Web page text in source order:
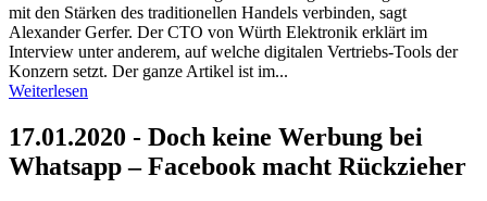
mit den Stärken des traditionellen Handels verbinden, sagt
Alexander Gerfer. Der CTO von Würth Elektronik erklärt im
Interview unter anderem, auf welche digitalen Vertriebs-Tools der
Konzern setzt. Der ganze Artikel ist im...
Weiterlesen
17.01.2020 - Doch keine Werbung bei
Whatsapp – Facebook macht Rückzieher